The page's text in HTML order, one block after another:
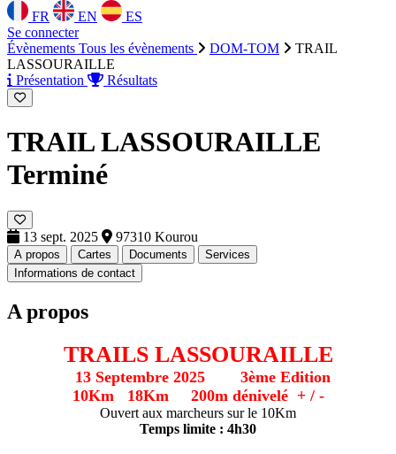
FR EN
ES
Se connecter
Évènements Tous les évènements DOM-TOM
TRAIL
LASSOURAILLE
Présentation
Résultats
TRAIL LASSOURAILLE
Terminé
13 sept. 2025 97310 Kourou
A propos Cartes Documents
Services
Informations de contact
A propos
TRAILS LASSOURAILLE
13 Septembre 2025 3ème Edition
10Km 18Km 200m dénivelé + / -
Ouvert aux marcheurs sur le 10Km
Temps limite : 4h30